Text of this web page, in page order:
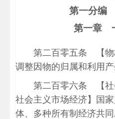
第一分
第一章
第二百零五条 【物
调整因物的归属和利用产
第二百零六条 【社
社会主义市场经济】国
体、多种所有制经济共